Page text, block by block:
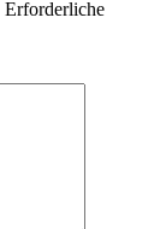
Erforderliche